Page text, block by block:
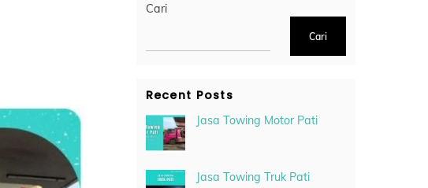
Cari
Cari
Recent Posts
Jasa Towing Motor Pati
Jasa Towing Truk Pati